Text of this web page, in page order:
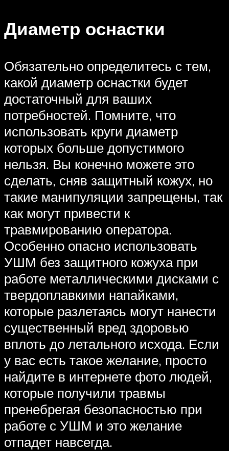
Диаметр оснастки
Обязательно определитесь с тем,
какой диаметр оснастки будет
достаточный для ваших
потребностей. Помните, что
использовать круги диаметр
которых больше допустимого
нельзя. Вы конечно можете это
сделать, сняв защитный кожух, но
такие манипуляции запрещены, так
как могут привести к
травмированию оператора.
Особенно опасно использовать
УШМ без защитного кожуха при
работе металлическими дисками с
твердоплавкими напайками,
которые разлетаясь могут нанести
существенный вред здоровью
вплоть до летального исхода. Если
у вас есть такое желание, просто
найдите в интернете фото людей,
которые получили травмы
пренебрегая безопасностью при
работе с УШМ и это желание
отпадет навсегда.